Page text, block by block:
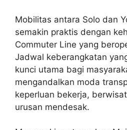
Mobilitas antara Solo dan
semakin praktis dengan
Commuter Line yang
Jadwal keberangkatan
kunci utama bagi
mengandalkan moda
keperluan bekerja,
urusan mendesak.